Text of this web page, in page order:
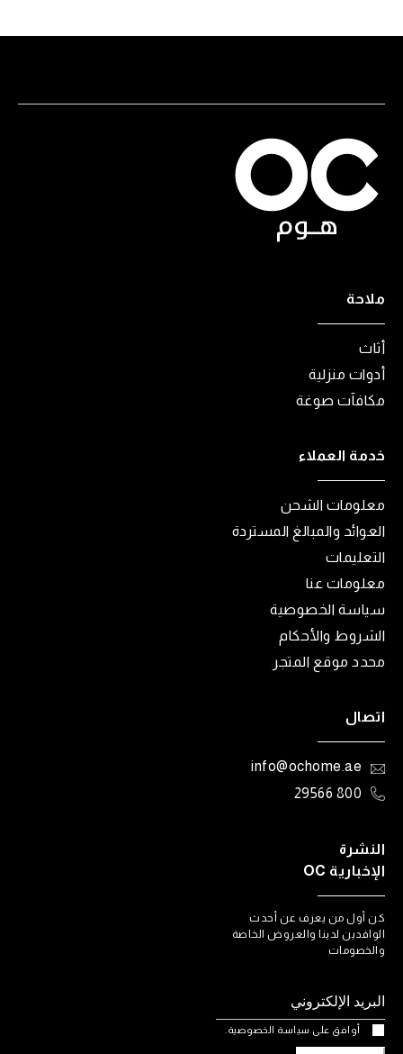
ملاحة
أثاث
أدوات منزلية
مكافآت صوغة
خدمة العملاء
معلومات الشحن
العوائد والمبالغ المستردة
التعليمات
معلومات عنا
سياسة الخصوصية
الشروط والأحكام
محدد موقع المتجر
اتصال
info@ochome.ae
800 29566
النشرة
الإخبارية OC
كن أول من يعرف عن أحدث
الوافدين لدينا والعروض الخاصة
والخصومات
أوافق على سياسة الخصوصية.